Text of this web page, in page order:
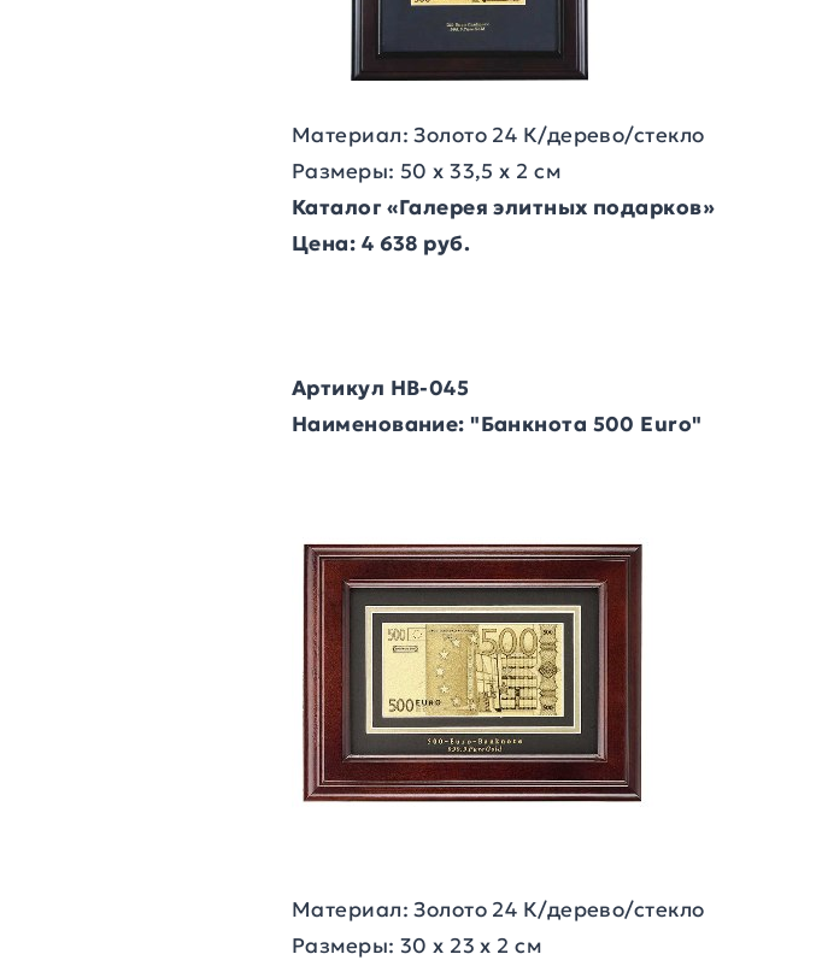
Материал: Золото 24 К/дерево/стекло
Размеры: 50 х 33,5 х 2 см
Каталог «Галерея элитных подарков»
Цена: 4 638 руб.
Артикул HB-045
Наименование: "Банкнота 500 Euro"
Материал: Золото 24 К/дерево/стекло
Размеры: 30 х 23 х 2 см